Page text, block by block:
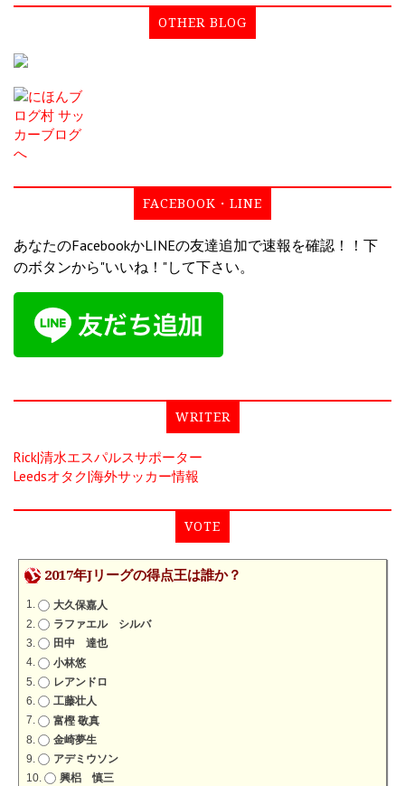
OTHER BLOG
FACEBOOK・LINE
あなたのFacebookかLINEの友達追加で速報を確認！！下
のボタンから"いいね！"して下さい。
WRITER
Rick|清水エスパルスサポーター
Leedsオタク|海外サッカー情報
VOTE
2017年Jリーグの得点王は誰か？
大久保嘉人
ラファエル シルバ
田中 達也
小林悠
レアンドロ
工藤壮人
富樫 敬真
金崎夢生
アデミウソン
興梠 慎三